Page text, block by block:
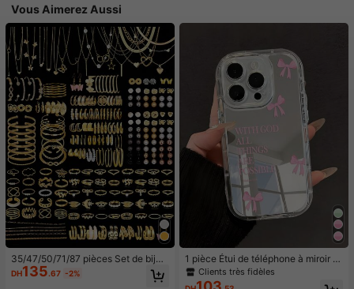
Vous Aimerez Aussi
35/47/50/71/87 pièces Set de bijou
x style bohème, comprenant des bo
ucles d'oreilles, colliers, bagues, br
DH135.67 -2%
1 pièce Étui de téléphone à miroir ro
se minimaliste, style fille avec motif
nœud papillon, slogan religieux. Étu
Clients très fidèles